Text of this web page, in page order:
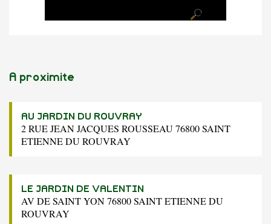
A proximite
AU JARDIN DU ROUVRAY
2 RUE JEAN JACQUES ROUSSEAU 76800 SAINT
ETIENNE DU ROUVRAY
LE JARDIN DE VALENTIN
AV DE SAINT YON 76800 SAINT ETIENNE DU
ROUVRAY